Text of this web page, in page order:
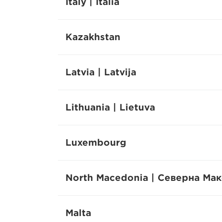
Kazakhstan
Latvia | Latvija
Lithuania | Lietuva
Luxembourg
North Macedonia | Северна
Malta